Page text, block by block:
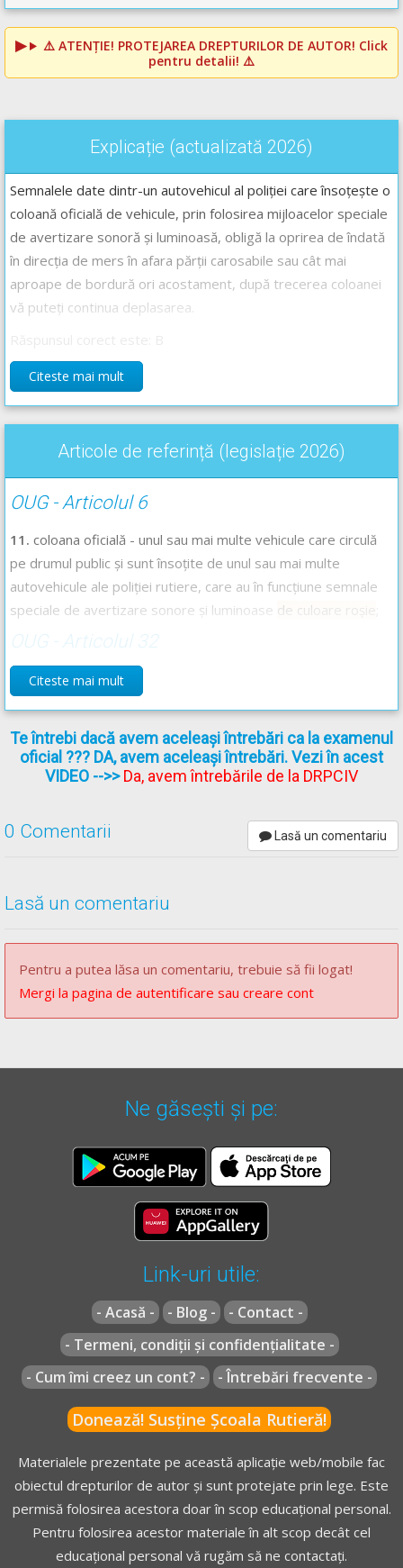
⚠️ ATENȚIE! PROTEJAREA DREPTURILOR DE AUTOR! Click
pentru detalii! ⚠️
Explicație (actualizată 2026)
Semnalele date dintr-un autovehicul al poliției care însoțește o
coloană oficială de vehicule, prin folosirea mijloacelor speciale
de avertizare sonoră și luminoasă, obligă la oprirea de îndată
în direcția de mers în afara părții carosabile sau cât mai
aproape de bordură ori acostament, după trecerea coloanei
vă puteți continua deplasarea.
Găsiți aici lecție video cu semnalele speciale de
avertizare-->Codul Rutier - Semnalele speciale de
avertizare
Citeste mai mult
Articole de referință (legislație 2026)
OUG - Articolul 6
11. coloana oficială - unul sau mai multe vehicule care circulă
pe drumul public și sunt însoțite de unul sau mai multe
autovehicule ale poliției rutiere, care au în funcțiune semnale
speciale de avertizare sonore și luminoase de culoare roșie
OUG - Articolul 32
Semnalele speciale de avertizare luminoase sunt emise
intermitent de dispozitivele de iluminare montate pe
a) lumina roşie obligă participanţii la trafic să oprească în
direcţia de mers cât mai aproape de marginea drumului;
c) lumina galbenă obligă participanţii la trafic să circule cu
luminoase:
Autovehiculele prevăzute la alin. (2) lit. a) şi b) trebuie să fie
echipate şi cu mijloace speciale sonore de avertizare.
(1) Conducătorii de vehicule sunt obligați să oprească imediat,
pe acostament sau, în lipsa acestuia, cât mai aproape de
marginea drumului sau bordura trotuarului, în sensul de
deplasare, la apropierea și la trecerea autovehiculelor cu regim
de circulație prioritară care au în funcțiune mijloacele speciale
de avertizare luminoasă de culoare roșie și sonore.
Citeste mai mult
Te întrebi dacă avem aceleași întrebări ca la examenul
oficial ??? DA, avem aceleași întrebări. Vezi în acest
VIDEO -->>Da, avem întrebările de la DRPCIV
0 Comentarii Lasă un comentariu
Lasă un comentariu
Pentru a putea lăsa un comentariu, trebuie să fii logat!
Mergi la pagina de autentificare sau creare cont
Ne găsești și pe:
Link-uri utile:
- Acasă - - Blog -
- Contact -
- Termeni, condiții și confidențialitate -
- Cum îmi creez un cont? -
- Întrebări frecvente -
Donează! Susține Școala Rutieră!
Materialele prezentate pe această aplicație web/mobile fac
obiectul drepturilor de autor și sunt protejate prin lege. Este
permisă folosirea acestora doar în scop educațional personal.
Pentru folosirea acestor materiale în alt scop decât cel
educațional personal vă rugăm să ne contactați.